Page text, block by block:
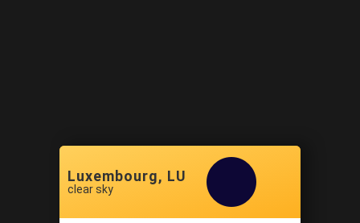
Luxembourg, LU
clear sky